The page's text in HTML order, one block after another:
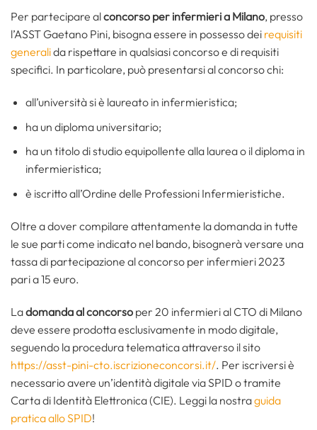
Per partecipare alconcorso per infermieri a Milano, presso
l’ASST Gaetano Pini, bisogna essere in possesso dei requisiti
generalida rispettare in qualsiasi concorso e di requisiti
specifici. In particolare, può presentarsi al concorso chi:
all’università si è laureato in infermieristica;
ha un diploma universitario;
ha un titolo di studio equipollente alla laurea o il diploma in
infermieristica;
è iscritto all’Ordine delle Professioni Infermieristiche.
Oltre a dover compilare attentamente la domanda in tutte
le sue parti come indicato nel bando, bisognerà versare una
tassa di partecipazione al concorso per infermieri 2023
pari a 15 euro.
Ladomanda al concorso per 20 infermieri al CTO di Milano
deve essere prodotta esclusivamente in modo digitale,
seguendo la procedura telematica attraverso il sito
https://asst-pini-cto.iscrizioneconcorsi.it/. Per iscriversi è
necessario avere un’identità digitale via SPID o tramite
Carta di Identità Elettronica (CIE). Leggi la nostraguida
pratica allo SPID!